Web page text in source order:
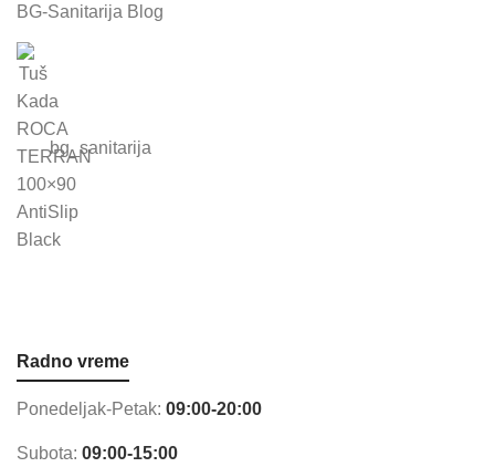
BG-Sanitarija Blog
bg_sanitarija
Radno vreme
Ponedeljak-Petak: 09:00-20:00
Subota: 09:00-15:00